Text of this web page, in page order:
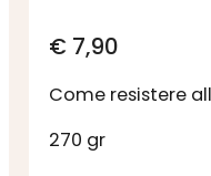
€ 7,90
Come resistere
270 gr